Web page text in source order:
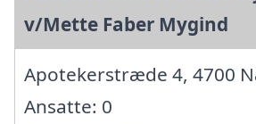
v/Mette Faber Mygind
Apotekerstræde 4, 4700
Ansatte: 0